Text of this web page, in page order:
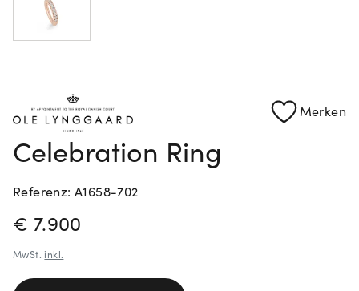
Merken
Celebration Ring
Referenz: A1658-702
PREISINFORMATIONEN
€ 7.900
MwSt. inkl.